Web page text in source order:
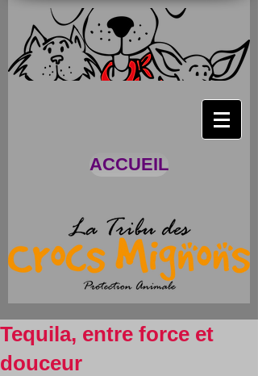
ACCUEIL
Tequila, entre force et
douceur